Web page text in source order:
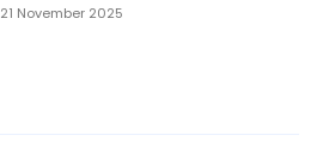
21 November 2025